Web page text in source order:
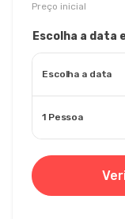
Preço inicial
Escolha a data
Escolha a data
1 Pessoa